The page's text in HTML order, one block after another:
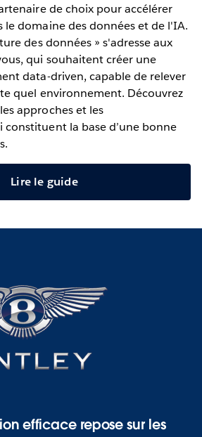
de choix pour accélérer
le domaine des données et de l'IA.
des données » s'adresse aux
qui souhaitent créer une
data-driven, capable de relever
quel environnement. Découvrez
approches et les
la base d’une bonne
Lire le guide
efficace repose sur les